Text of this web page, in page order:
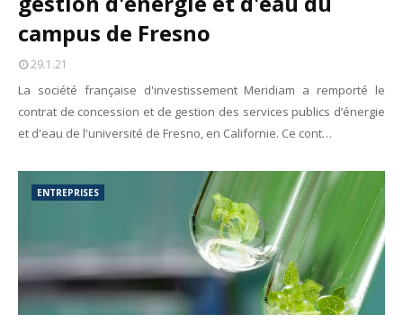
Tsirisoa Edition - May 13 2026
Art et médias sociaux : à l'ère de la "présence ciblée"
Unknown-
May 03 2026
Economie : quand le roi dollar grince
Unknown-Apr 26 2026
Le cours de l'or au plus haut depuis juin 2026
Aug 06 2026
campus de Fresno
29.1.21
La société française d'investissement Meridiam a remporté le
contrat de concession et de gestion des services publics d’énergie
et d'eau de l'université de Fresno, en Californie. Ce cont…
ENTREPRISES